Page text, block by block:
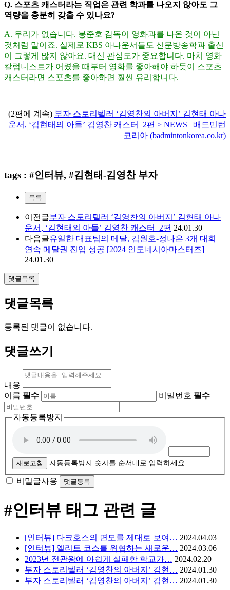
Q. 스포츠 캐스터라는 직업은 관련 학과를 나오지 않아도 그
역량을 충분히 갖출 수 있나요?
A. 무리가 없습니다. 봉준호 감독이 영화과를 나온 것이 아닌
것처럼 말이죠. 실제로 KBS 아나운서들도 신문방송학과 출신
이 그렇게 많지 않아요. 대신 관심도가 중요합니다. 마치 영화
칼럼니스트가 어렸을 때부터 영화를 좋아해야 하듯이 스포츠
캐스터라면 스포츠를 좋아하면 훨씬 유리합니다.
(2편에 계속) 부자 스토리텔러 ‘김영찬의 아버지’ 김현태 아나
운서, ‘김현태의 아들’ 김영찬 캐스터_2편 > NEWS | 배드민턴
코리아 (badmintonkorea.co.kr)
tags : #인터뷰, #김현태-김영찬 부자
목록
이전글부자 스토리텔러 ‘김영찬의 아버지’ 김현태 아나
운서, ‘김현태의 아들’ 김영찬 캐스터_2편 24.01.30
다음글유일한 대표팀의 메달, 김원호-정나은 3개 대회
연속 메달권 진입 성공 [2024 인도네시아마스터즈]
24.01.30
댓글목록
댓글목록
등록된 댓글이 없습니다.
댓글쓰기
내용
이름 필수 비밀번호 필수
자동등록방지
새로고침 자동등록방지 숫자를 순서대로 입력하세요.
비밀글사용
#인터뷰 태그 관련 글
[인터뷰] 다크호스의 면모를 제대로 보여… 2024.04.03
[인터뷰] 엘리트 코스를 위협하는 새로운… 2024.03.06
2023년 전관왕에 아쉽게 실패한 학교가… 2024.02.20
부자 스토리텔러 ‘김영찬의 아버지’ 김현… 2024.01.30
부자 스토리텔러 ‘김영찬의 아버지’ 김현… 2024.01.30